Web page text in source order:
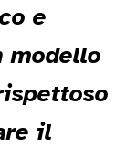
e
modello
il